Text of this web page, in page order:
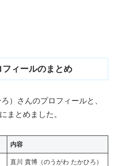
ィールのまとめ
）さんのプロフィールと、
まとめました。
内容
直川 貴博（のうがわ たかひろ）